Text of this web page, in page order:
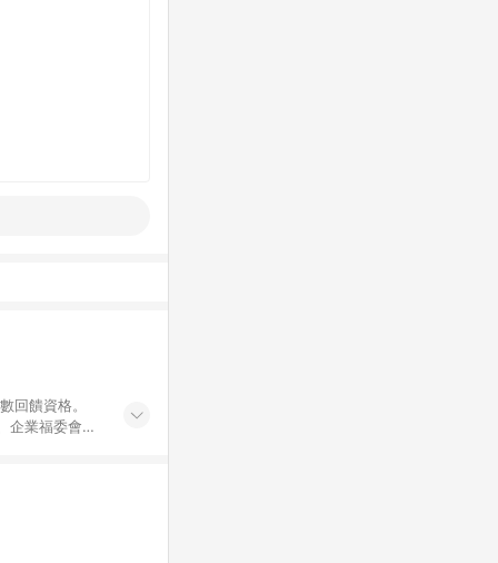
回饋資格。
企業福委會員
。 5. 點數回
訂單中同一